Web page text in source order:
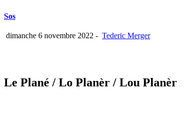
Sos
dimanche 6 novembre 2022 - Tederic Merger
Le Plané / Lo Planèr / Lou Planèr